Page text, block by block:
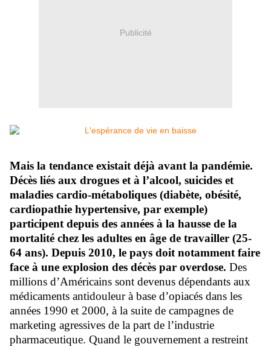
Publicité
Mais la tendance existait déjà avant la pandémie.
Décès liés aux drogues et à l’alcool, suicides et
maladies cardio-métaboliques (diabète, obésité,
cardiopathie hypertensive, par exemple)
participent depuis des années à la hausse de la
mortalité chez les adultes en âge de travailler (25-
64 ans). Depuis 2010, le pays doit notamment faire
face à une explosion des décès par overdose. Des
millions d’Américains sont devenus dépendants aux
médicaments antidouleur à base d’opiacés dans les
années 1990 et 2000, à la suite de campagnes de
marketing agressives de la part de l’industrie
pharmaceutique. Quand le gouvernement a restreint